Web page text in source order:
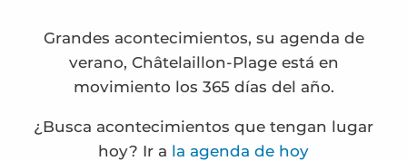
Calendario – ES
Grandes acontecimientos, su agenda de
verano, Châtelaillon-Plage está en
movimiento los 365 días del año.
¿Busca acontecimientos que tengan lugar
hoy? Ir a la agenda de hoy